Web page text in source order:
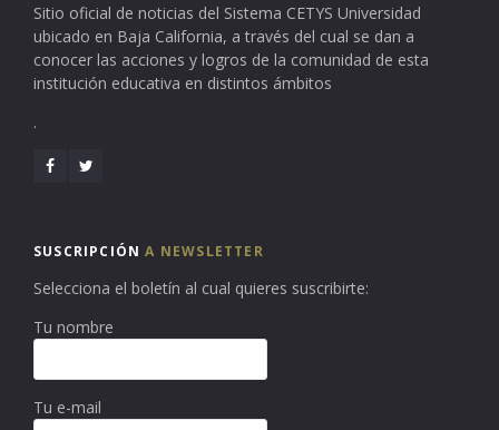
Sitio oficial de noticias del Sistema CETYS Universidad
ubicado en Baja California, a través del cual se dan a
conocer las acciones y logros de la comunidad de esta
institución educativa en distintos ámbitos
.
SUSCRIPCIÓNA NEWSLETTER
Selecciona el boletín al cual quieres suscribirte:
Tu nombre
Tu e-mail